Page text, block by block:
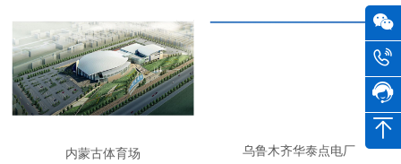
内蒙古体育场 乌鲁木齐华泰点电厂